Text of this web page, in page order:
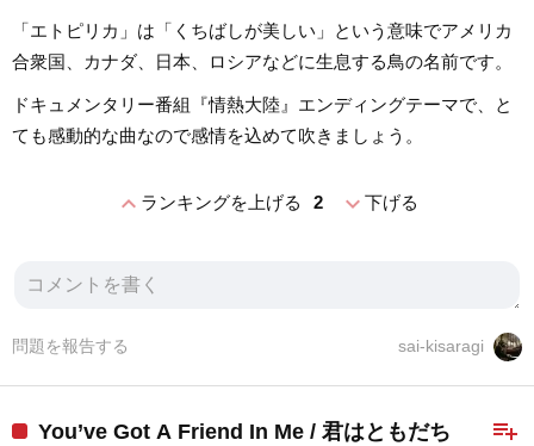
「エトピリカ」は「くちばしが美しい」という意味でアメリカ
合衆国、カナダ、日本、ロシアなどに生息する鳥の名前です。
ドキュメンタリー番組『情熱大陸』エンディングテーマで、と
ても感動的な曲なので感情を込めて吹きましょう。
expand_lessランキングを上げる 2 expand_more下げる
sai-kisaragi
問題を報告する
playlist_add
You’ve Got A Friend In Me / 君はともだち